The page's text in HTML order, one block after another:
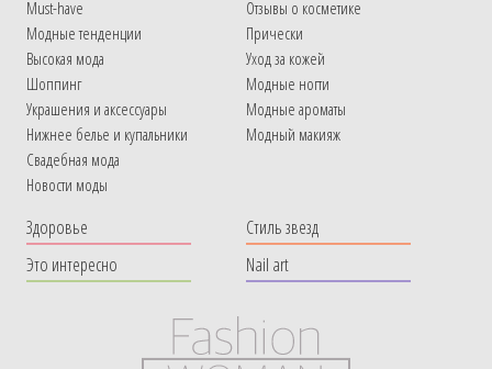
Must-have
Модные тенденции
Высокая мода
Шоппинг
Украшения и аксессуары
Нижнее белье и купальники
Свадебная мода
Новости моды
Отзывы о косметике
Прически
Уход за кожей
Модные ногти
Модные ароматы
Модный макияж
Здоровье
Это интересно
Стиль звезд
Nail art